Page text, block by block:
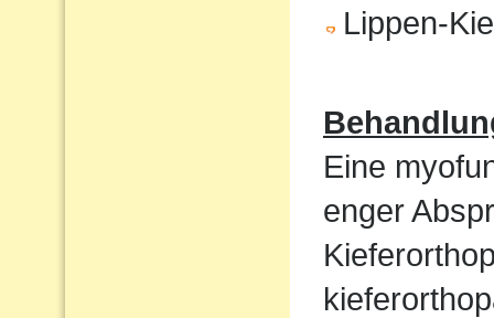
Lippen-
Eine
enger